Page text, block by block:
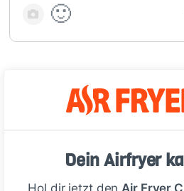
Dein Airfryer
Hol dir jetzt den Air Fryer
🙂
Kerstin M_006
vor 13 Tagen
Super